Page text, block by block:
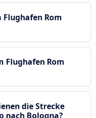
Rom
Flughafen Rom
die Strecke
nach Bologna?